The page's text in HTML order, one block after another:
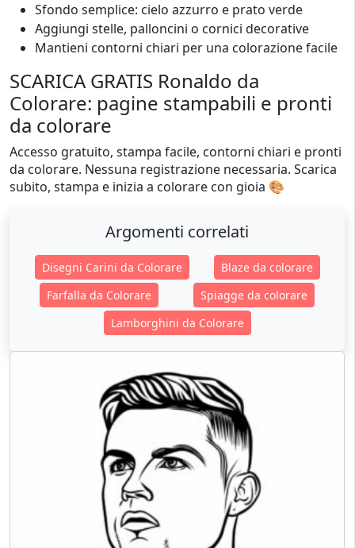
Sfondo semplice: cielo azzurro e prato verde
Aggiungi stelle, palloncini o cornici decorative
Mantieni contorni chiari per una colorazione facile
SCARICA GRATIS Ronaldo da
Colorare: pagine stampabili e pronti
da colorare
Accesso gratuito, stampa facile, contorni chiari e pronti
da colorare. Nessuna registrazione necessaria. Scarica
subito, stampa e inizia a colorare con gioia 🎨
Argomenti correlati
Disegni Carini da Colorare
Blaze da colorare
Farfalla da Colorare
Spiagge da colorare
Lamborghini da Colorare